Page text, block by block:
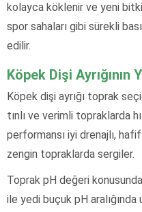
kolayca köklenir ve yeni
spor sahaları gibi sürekli
edilir.
Köpek Dişi Ayrığının
Köpek dişi ayrığı toprak
tınlı ve verimli topraklarda
performansı iyi drenajlı,
zengin topraklarda sergiler.
Toprak pH değeri
ile yedi buçuk pH